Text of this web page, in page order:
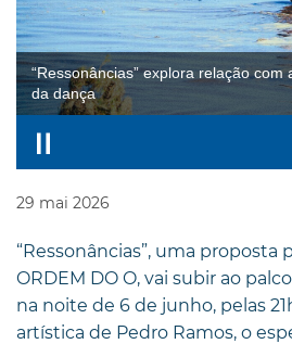
“Ressonâncias” explora relação com
da dança
29 mai 2026
“Ressonâncias”, uma proposta
ORDEM DO O, vai subir ao
na noite de 6 de junho, pelas
artística de Pedro Ramos, o